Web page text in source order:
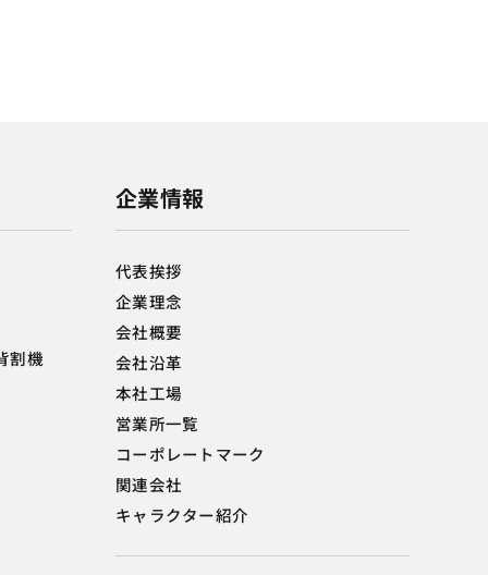
割機
企業情報
代表挨拶
企業理念
会社概要
会社沿革
本社工場
営業所一覧
コーポレートマーク
関連会社
キャラクター紹介